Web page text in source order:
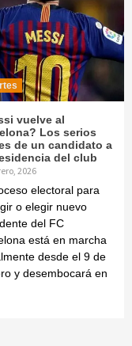
vuelve al
Los serios
de un candidato a
del club
2026
electoral para
o elegir nuevo
del FC
está en marcha
desde el 9 de
y desembocará en